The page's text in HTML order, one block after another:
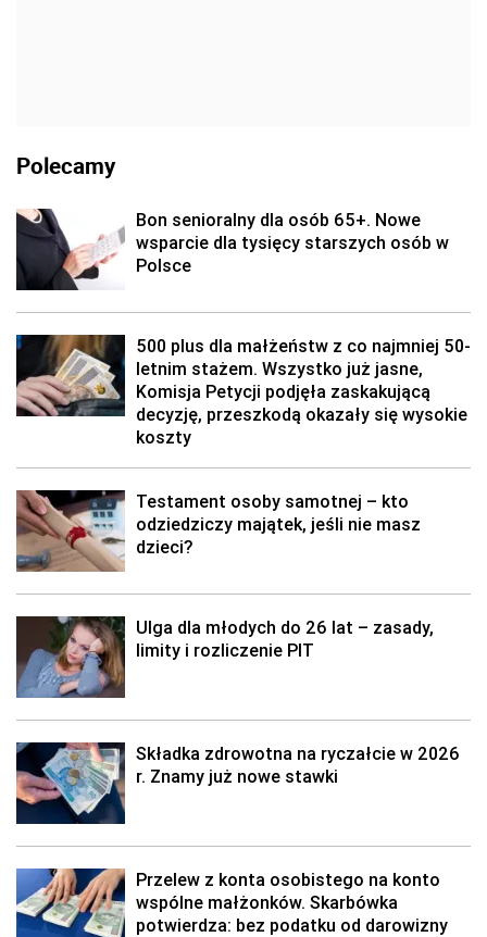
Polecamy
Bon senioralny dla osób 65+. Nowe
wsparcie dla tysięcy starszych osób w
Polsce
500 plus dla małżeństw z co najmniej 50-
letnim stażem. Wszystko już jasne,
Komisja Petycji podjęła zaskakującą
decyzję, przeszkodą okazały się wysokie
koszty
Testament osoby samotnej – kto
odziedziczy majątek, jeśli nie masz
dzieci?
Ulga dla młodych do 26 lat – zasady,
limity i rozliczenie PIT
Składka zdrowotna na ryczałcie w 2026
r. Znamy już nowe stawki
Przelew z konta osobistego na konto
wspólne małżonków. Skarbówka
potwierdza: bez podatku od darowizny